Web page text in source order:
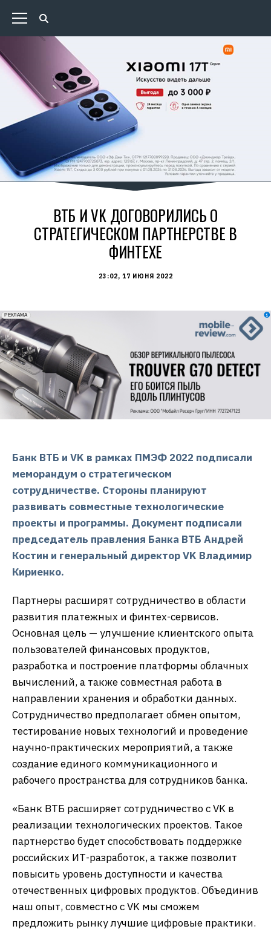
ВТБ И VK ДОГОВОРИЛИСЬ О
СТРАТЕГИЧЕСКОМ ПАРТНЕРСТВЕ В
ФИНТЕХЕ
23:02, 17 ИЮНЯ 2022
erid: 2VfnxxmNzs5
РЕКЛАМА
Банк ВТБ и VK в рамках ПМЭФ 2022 подписали
меморандум о стратегическом
сотрудничестве. Стороны планируют
развивать совместные технологические
проекты и программы. Документ подписали
председатель правления Банка ВТБ Андрей
Костин и генеральный директор VK Владимир
Кириенко.
Партнеры расширят сотрудничество в области
развития платежных и финтех-сервисов.
Основная цель — улучшение клиентского опыта
пользователей финансовых продуктов,
разработка и построение платформы облачных
вычислений, а также совместная работа в
направлении хранения и обработки данных.
Сотрудничество предполагает обмен опытом,
тестирование новых технологий и проведение
научно-практических мероприятий, а также
создание единого коммуникационного и
рабочего пространства для сотрудников банка.
«Банк ВТБ расширяет сотрудничество с VK в
реализации технологических проектов. Такое
партнерство будет способствовать поддержке
российских ИТ-разработок, а также позволит
повысить уровень доступности и качества
отечественных цифровых продуктов. Объединив
наш опыт, совместно с VK мы сможем
предложить рынку лучшие цифровые практики.